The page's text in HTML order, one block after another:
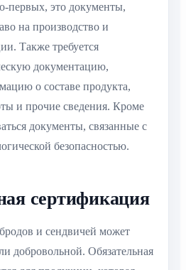
первых, это документы,
на производство и
Также требуется
документацию,
о составе продукта,
и прочие сведения. Кроме
документы, связанные с
безопасностью.
сертификация
и сендвичей может
добровольной. Обязательная